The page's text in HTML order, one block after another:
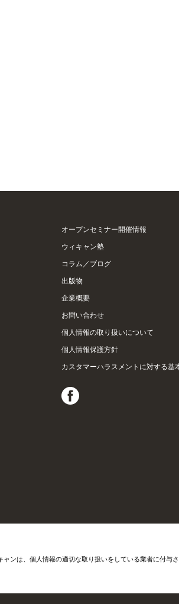
オープンセミナー開催情報
ウィキャン塾
コラム／ブログ
出版物
企業概要
お問い合わせ
個人情報の取り扱いについて
個人情報保護方針
カスタマーハラスメントに対する基
ャンは、個人情報の適切な取り扱いをしている業者に付与